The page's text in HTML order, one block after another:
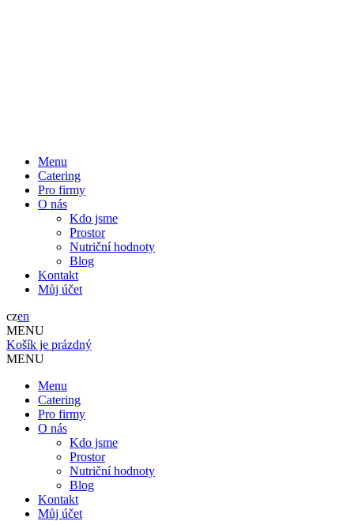
Menu
Catering
Pro firmy
O nás
Kdo jsme
Prostor
Nutriční hodnoty
Blog
Kontakt
Můj účet
czen
MENU
Košík je prázdný
MENU
Menu
Catering
Pro firmy
O nás
Kdo jsme
Prostor
Nutriční hodnoty
Blog
Kontakt
Můj účet